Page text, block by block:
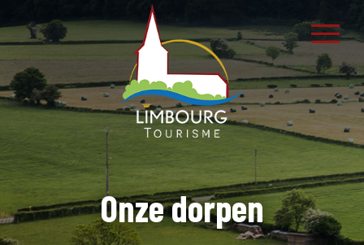
Onze dorpen